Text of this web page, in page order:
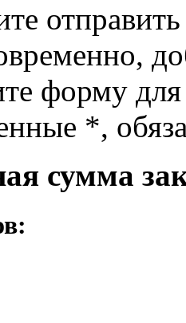
форму
*,
сумма